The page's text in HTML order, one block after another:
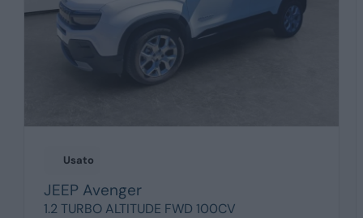
Usato
JEEP Avenger
1.2 TURBO ALTITUDE FWD 100CV